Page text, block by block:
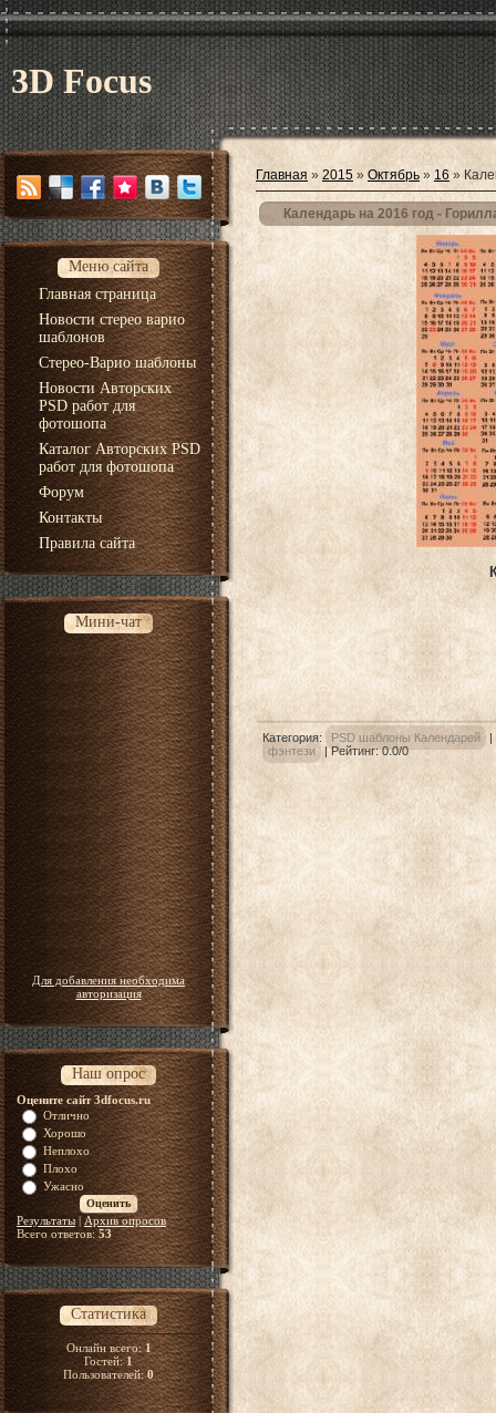
3D Focus
Меню сайта
Главная страница
Новости стерео варио
шаблонов
Стерео-Варио шаблоны
Новости Авторских
PSD работ для
фотошопа
Каталог Авторских PSD
работ для фотошопа
Форум
Контакты
Правила сайта
Мини-чат
Для добавления необходима
авторизация
Наш опрос
Оцените сайт 3dfocus.ru
Отлично
Хорошо
Неплохо
Плохо
Ужасно
Результаты| Архив опросов
Всего ответов:53
Статистика
Онлайн всего:1
Гостей:1
Пользователей:0
Главная » 2015 » Октябрь » 16 »
Календарь на 2016 год -
Категория: PSD шаблоны Календарей
|
фэнтези
|Рейтинг:0.0/0